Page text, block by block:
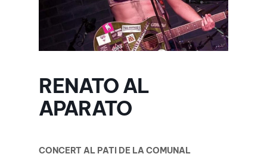
RENATO AL
APARATO
CONCERT AL PATI DE LA COMUNAL